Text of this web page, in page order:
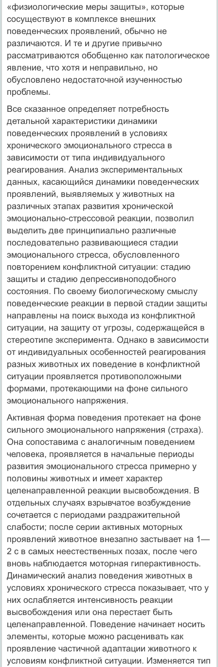
«физиологические меры защиты», которые
сосуществуют в комплексе внешних
поведенческих проявлений, обычно не
различаются. И те и другие привычно
рассматриваются обобщенно как патологическое
явление, что хотя и неправильно, но
обусловлено недостаточной изученностью
проблемы.
Все сказанное определяет потребность
детальной характеристики динамики
поведенческих проявлений в условиях
хронического эмоционального стресса в
зависимости от типа индивидуального
реагирования. Анализ экспериментальных
данных, касающийся динамики поведенческих
проявлений, выявляемых у животных на
различных этапах развития хронической
эмоционально-стрессовой реакции, позволил
выделить две принципиально различные
последовательно развивающиеся стадии
эмоционального стресса, обусловленного
повторением конфликтной ситуации: стадию
защиты и стадию депрессивноподобного
состояния. По своему биологическому смыслу
поведенческие реакции в первой стадии защиты
направлены на поиск выхода из конфликтной
ситуации, на защиту от угрозы, содержащейся в
стереотипе эксперимента. Однако в зависимости
от индивидуальных особенностей реагирования
разных животных их поведение в конфликтной
ситуации проявляется противоположными
формами, протекающими на фоне сильного
эмоционального напряжения.
Активная форма поведения протекает на фоне
сильного эмоционального напряжения (страха).
Она сопоставима с аналогичным поведением
человека, проявляется в начальные периоды
развития эмоционального стресса примерно у
половины животных и имеет характер
целенаправленной реакции высвобождения. В
отдельных случаях взрывчатое возбуждение
сочетается с периодами раздражительной
слабости; после серии активных моторных
проявлений животное внезапно застывает на 1—
2 с в самых неестественных позах, после чего
вновь наблюдается моторная гиперактивность.
Динамический анализ поведения животных в
условиях хронического стресса показывает, что у
них ослабляется интенсивность реакции
высвобождения или она перестает быть
целенаправленной. Поведение начинает носить
элементы, которые можно расценивать как
проявление частичной адаптации животного к
условиям конфликтной ситуации. Изменяется тип